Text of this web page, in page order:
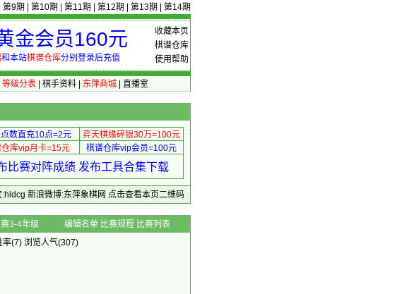
第9期 第10期 第11期 第12期 第13期 第14期
收藏本页
棋谱仓库
使用帮助
金会员160元
和本站棋谱仓库分别登录后充值
等级分表| 棋手资料| 东萍商城| 直播室
数直充10点=2元
弈天棋缘碎银30万=100元
库vip月卡=15元 棋谱仓库vip会员=100元
比赛对阵成绩 发布工具合集下载
新浪微博:东萍象棋网 点击查看本页二维码
位赛3-4年级 编辑名单 比赛规程 比赛列表
率(7) 浏览人气(307)